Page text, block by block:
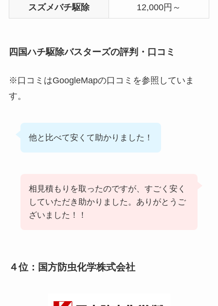
スズメバチ駆除 12,000円～
四国ハチ駆除バスターズの評判・口コミ
※口コミはGoogleMapの口コミを参照していま
す。
他と比べて安くて助かりました！
相見積もりを取ったのですが、すごく安く
していただき助かりました。ありがとうご
ざいました！！
４位：国方防虫化学株式会社